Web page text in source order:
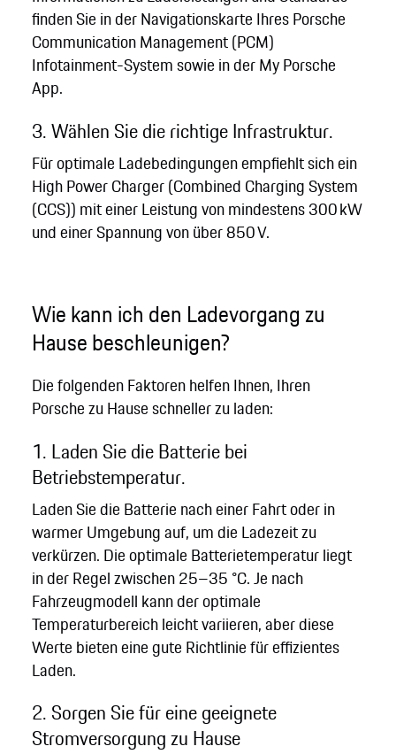
finden Sie in der Navigationskarte Ihres Porsche
Communication Management (PCM)
Infotainment-System sowie in der My Porsche
App.
3. Wählen Sie die richtige Infrastruktur.
Für optimale Ladebedingungen empfiehlt sich ein
High Power Charger (Combined Charging System
(CCS)) mit einer Leistung von mindestens 300 kW
und einer Spannung von über 850 V.
Wie kann ich den Ladevorgang zu
Hause beschleunigen?
Die folgenden Faktoren helfen Ihnen, Ihren
Porsche zu Hause schneller zu laden:
1. Laden Sie die Batterie bei
Betriebstemperatur.
Laden Sie die Batterie nach einer Fahrt oder in
warmer Umgebung auf, um die Ladezeit zu
verkürzen. Die optimale Batterietemperatur liegt
in der Regel zwischen 25–35 °C. Je nach
Fahrzeugmodell kann der optimale
Temperaturbereich leicht variieren, aber diese
Werte bieten eine gute Richtlinie für effizientes
Laden.
2. Sorgen Sie für eine geeignete
Stromversorgung zu Hause